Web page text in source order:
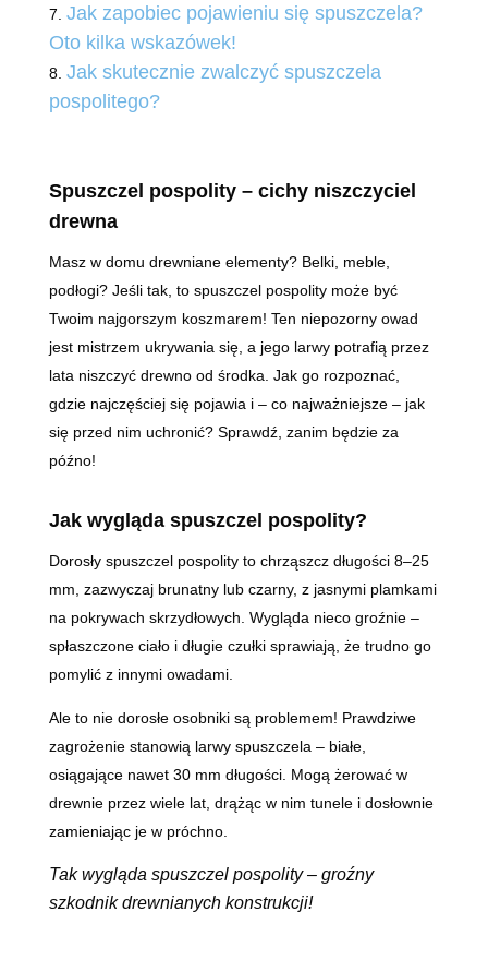
Jak zapobiec pojawieniu się spuszczela?
Oto kilka wskazówek!
Jak skutecznie zwalczyć spuszczela
pospolitego?
Spuszczel pospolity – cichy niszczyciel
drewna
Masz w domu drewniane elementy? Belki, meble,
podłogi? Jeśli tak, to spuszczel pospolity może być
Twoim najgorszym koszmarem! Ten niepozorny owad
jest mistrzem ukrywania się, a jego larwy potrafią przez
lata niszczyć drewno od środka. Jak go rozpoznać,
gdzie najczęściej się pojawia i – co najważniejsze – jak
się przed nim uchronić? Sprawdź, zanim będzie za
późno!
Jak wygląda spuszczel pospolity?
Dorosły spuszczel pospolity to chrząszcz długości 8–25
mm, zazwyczaj brunatny lub czarny, z jasnymi plamkami
na pokrywach skrzydłowych. Wygląda nieco groźnie –
spłaszczone ciało i długie czułki sprawiają, że trudno go
pomylić z innymi owadami.
Ale to nie dorosłe osobniki są problemem! Prawdziwe
zagrożenie stanowią larwy spuszczela – białe,
osiągające nawet 30 mm długości. Mogą żerować w
drewnie przez wiele lat, drążąc w nim tunele i dosłownie
zamieniając je w próchno.
Tak wygląda spuszczel pospolity – groźny
szkodnik drewnianych konstrukcji!